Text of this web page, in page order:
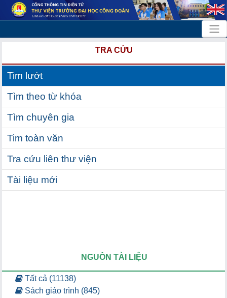
TRA CỨU
Tim lướt
Tìm theo từ khóa
Tìm chuyên gia
Tim toàn văn
Tra cứu liên thư viện
Tài liệu mới
NGUỒN TÀI LIỆU
Tất cả (11138)
Sách giáo trình (845)